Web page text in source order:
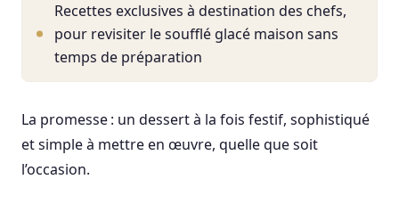
Recettes exclusives à destination des chefs,
pour revisiter le soufflé glacé maison sans
temps de préparation
La promesse : un dessert à la fois festif, sophistiqué
et simple à mettre en œuvre, quelle que soit
l’occasion.